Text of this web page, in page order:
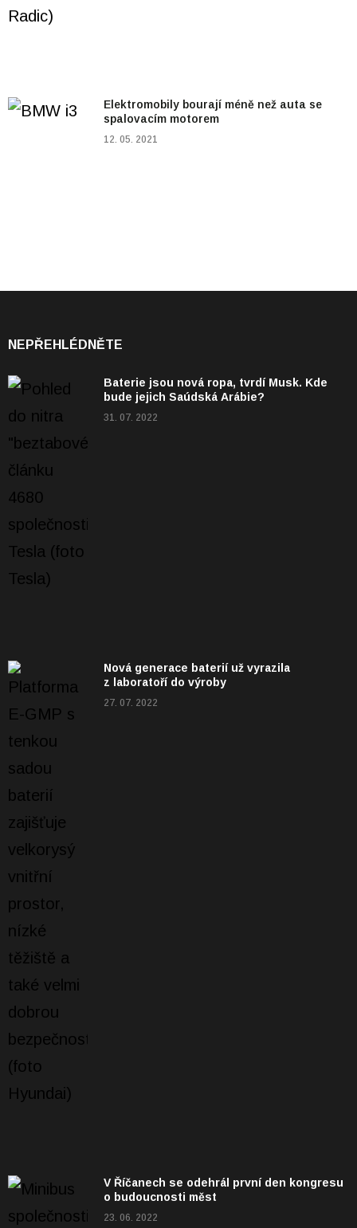
Elektromobily bourají méně než auta se
spalovacím motorem
12. 05. 2021
NEPŘEHLÉDNĚTE
Baterie jsou nová ropa, tvrdí Musk. Kde
bude jejich Saúdská Arábie?
31. 07. 2022
Nová generace baterií už vyrazila
z laboratoří do výroby
27. 07. 2022
V Říčanech se odehrál první den kongresu
o budoucnosti měst
23. 06. 2022